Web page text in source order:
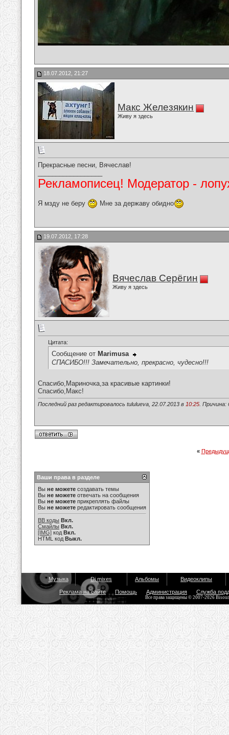
18.07.2012, 21:27
Макс Железякин
Живу я здесь
Прекрасные песни, Вячеслав!
Рекламописец! Модератор -
Я мзду не беру Мне за державу обидно
19.07.2012, 17:28
Вячеслав Серёгин
Живу я здесь
Цитата:
Сообщение от Marimusa
СПАСИБО!!! Замечательно, прекрасно, чудесно!!!
Спасибо,Мариночка,за красивые картинки!
Спасибо,Макс!
Последний раз редактировалось tululueva, 22.07.2013 в 10:25 .
«
Ваши права в разделе
Вы не можете создавать темы
Вы не можете отвечать на сообщения
Вы не можете прикреплять файлы
Вы не можете редактировать сообщения
BB коды Вкл.
Смайлы Вкл.
[IMG] код Вкл.
HTML код Выкл.
Музыка Dj mixes Альбомы Видеоклипы
Реклама на сайте Помощь Администрация Служба
Все права защищены © 2007-2026